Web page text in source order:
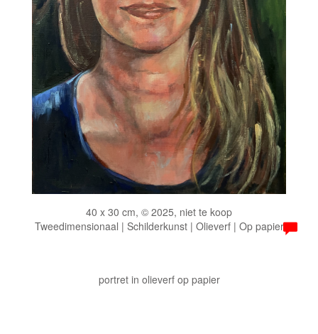
40 x 30 cm, © 2025, niet te koop
Tweedimensionaal | Schilderkunst | Olieverf | Op papier
portret in olieverf op papier